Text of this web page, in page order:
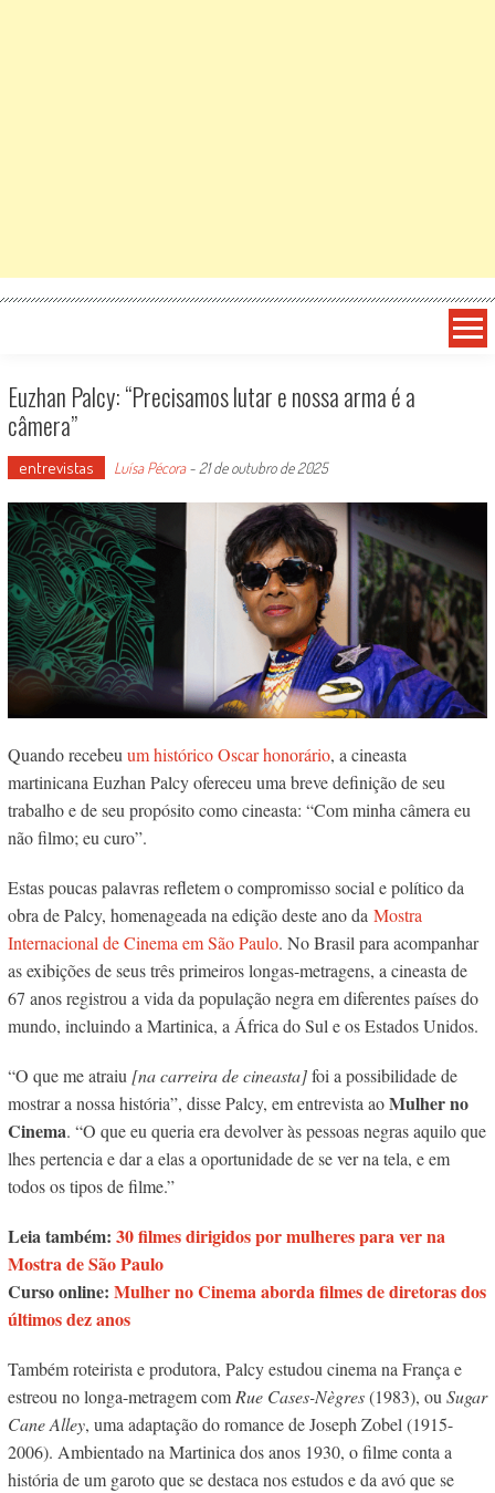
Euzhan Palcy: “Precisamos lutar e nossa arma é a
câmera”
entrevistas Luísa Pécora- 21 de outubro de 2025
Quando recebeuum histórico Oscar honorário, a cineasta
martinicana Euzhan Palcy ofereceu uma breve definição de seu
trabalho e de seu propósito como cineasta: “Com minha câmera eu
não filmo; eu curo”.
Estas poucas palavras refletem o compromisso social e político da
obra de Palcy, homenageada na edição deste ano da Mostra
Internacional de Cinema em São Paulo. No Brasil para acompanhar
as exibições de seus três primeiros longas-metragens, a cineasta de
67 anos registrou a vida da população negra em diferentes países do
mundo, incluindo a Martinica, a África do Sul e os Estados Unidos.
“O que me atraiu [na carreira de cineasta]foi a possibilidade de
mostrar a nossa história”, disse Palcy, em entrevista aoMulher no
Cinema. “O que eu queria era devolver às pessoas negras aquilo que
lhes pertencia e dar a elas a oportunidade de se ver na tela, e em
todos os tipos de filme.”
Leia também: 30 filmes dirigidos por mulheres para ver na
Mostra de São Paulo
Curso online: Mulher no Cinema aborda filmes de diretoras dos
últimos dez anos
Também roteirista e produtora, Palcy estudou cinema na França e
estreou no longa-metragem comRue Cases-Nègres(1983), ouSugar
Cane Alley, uma adaptação do romance de Joseph Zobel (1915-
2006). Ambientado na Martinica dos anos 1930, o filme conta a
história de um garoto que se destaca nos estudos e da avó que se